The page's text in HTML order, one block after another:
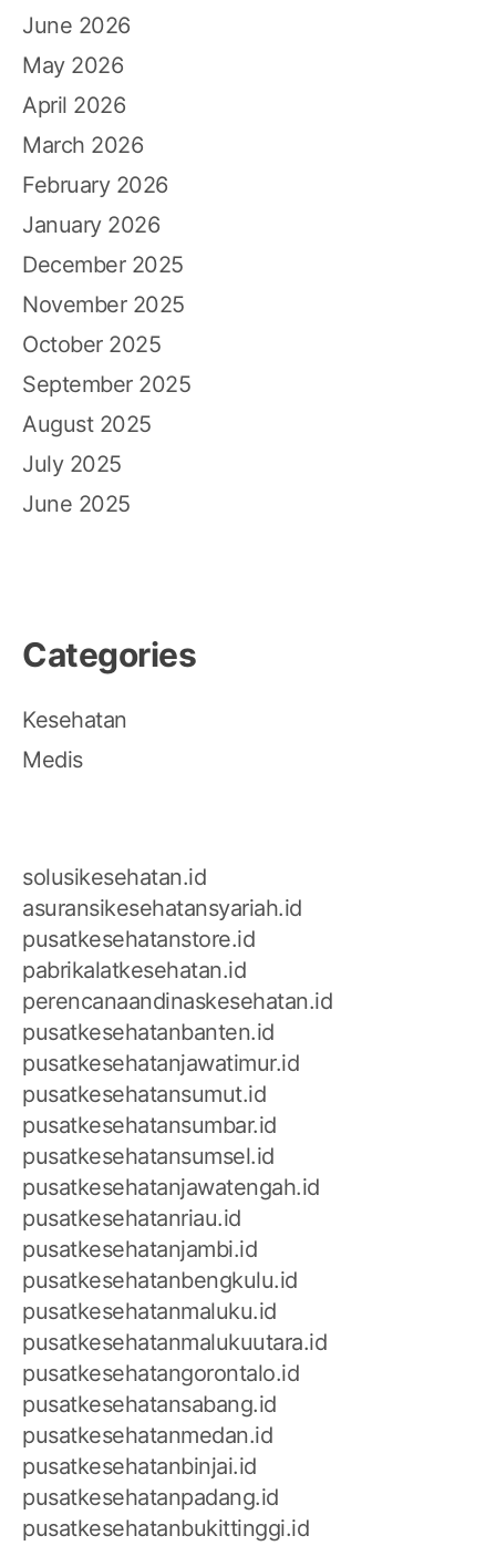
June 2026
May 2026
April 2026
March 2026
February 2026
January 2026
December 2025
November 2025
October 2025
September 2025
August 2025
July 2025
June 2025
Categories
Kesehatan
Medis
solusikesehatan.id
asuransikesehatansyariah.id
pusatkesehatanstore.id
pabrikalatkesehatan.id
perencanaandinaskesehatan.id
pusatkesehatanbanten.id
pusatkesehatanjawatimur.id
pusatkesehatansumut.id
pusatkesehatansumbar.id
pusatkesehatansumsel.id
pusatkesehatanjawatengah.id
pusatkesehatanriau.id
pusatkesehatanjambi.id
pusatkesehatanbengkulu.id
pusatkesehatanmaluku.id
pusatkesehatanmalukuutara.id
pusatkesehatangorontalo.id
pusatkesehatansabang.id
pusatkesehatanmedan.id
pusatkesehatanbinjai.id
pusatkesehatanpadang.id
pusatkesehatanbukittinggi.id